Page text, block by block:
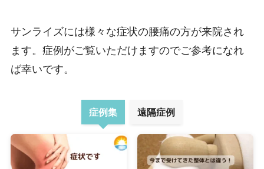
サンライズには様々な症状の腰痛の方が来院され
ます。症例がご覧いただけますのでご参考になれ
ば幸いです。
症例集 遠隔症例